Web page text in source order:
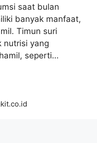
saat bulan
banyak manfaat,
Timun suri
nutrisi yang
seperti…